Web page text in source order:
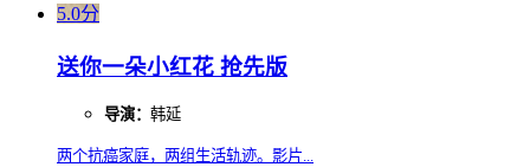
5.0分
送你一朵小红花 抢先版
导演： 韩延
两个抗癌家庭，两组生活轨迹。影片...